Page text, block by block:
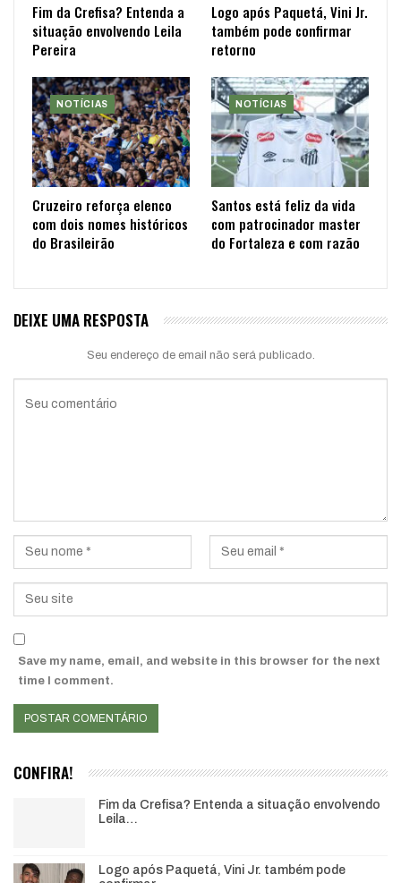
Fim da Crefisa? Entenda a
situação envolvendo Leila
Pereira
Logo após Paquetá, Vini Jr.
também pode confirmar
retorno
NOTÍCIAS
Cruzeiro reforça elenco
com dois nomes históricos
do Brasileirão
NOTÍCIAS
Santos está feliz da vida
com patrocinador master
do Fortaleza e com razão
DEIXE UMA RESPOSTA
Seu endereço de email não será publicado.
Save my name, email, and website in this browser for the next
time I comment.
CONFIRA!
Fim da Crefisa? Entenda a situação envolvendo
Leila…
Logo após Paquetá, Vini Jr. também pode